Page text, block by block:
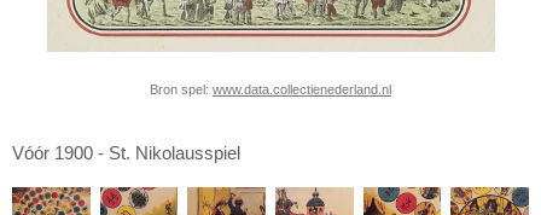
Bron spel: www.data.collectienederland.nl
Vóór 1900 - St. Nikolausspiel